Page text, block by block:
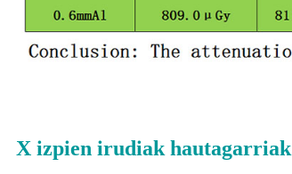
X izpien irudiak hautagarriak